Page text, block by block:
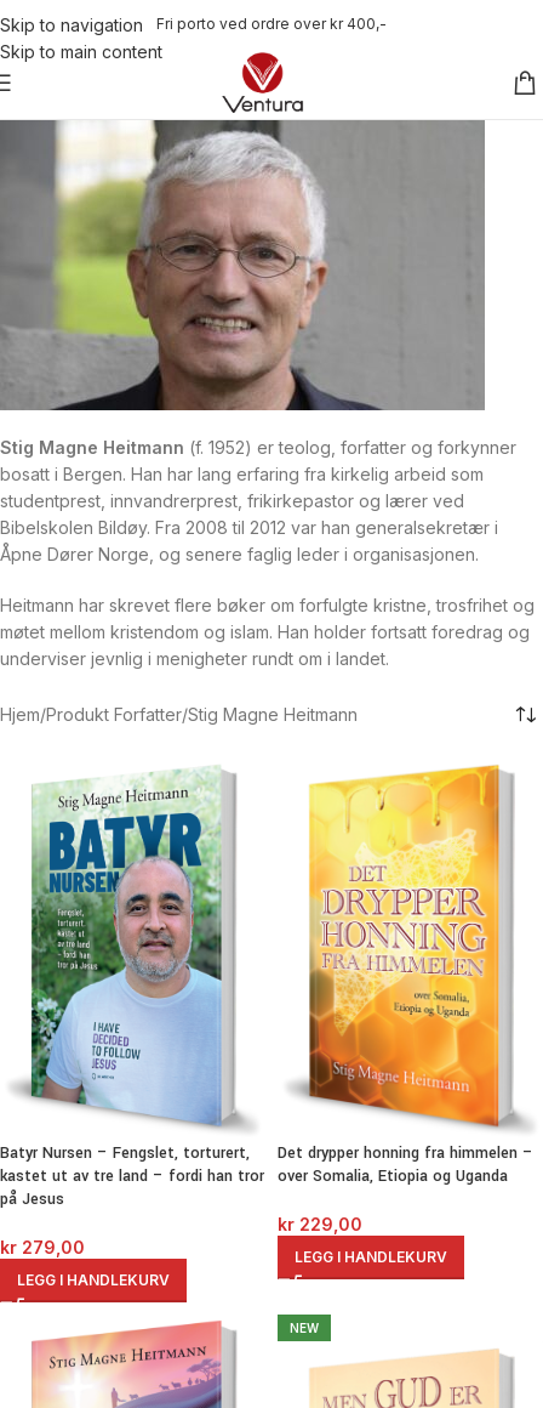
Skip to navigation
Skip to main content
Fri porto ved ordre over kr 400,-
Stig Magne Heitmann (f. 1952) er teolog, forfatter og forkynner
bosatt i Bergen. Han har lang erfaring fra kirkelig arbeid som
studentprest, innvandrerprest, frikirkepastor og lærer ved
Bibelskolen Bildøy. Fra 2008 til 2012 var han generalsekretær i
Åpne Dører Norge, og senere faglig leder i organisasjonen.
Heitmann har skrevet flere bøker om forfulgte kristne, trosfrihet og
møtet mellom kristendom og islam. Han holder fortsatt foredrag og
underviser jevnlig i menigheter rundt om i landet.
Hjem Produkt Forfatter Stig Magne Heitmann
Batyr Nursen – Fengslet, torturert,
kastet ut av tre land – fordi han tror
på Jesus
kr 279,00
LEGG I HANDLEKURV
Det drypper honning fra himmelen –
over Somalia, Etiopia og Uganda
kr 229,00
LEGG I HANDLEKURV
NEW